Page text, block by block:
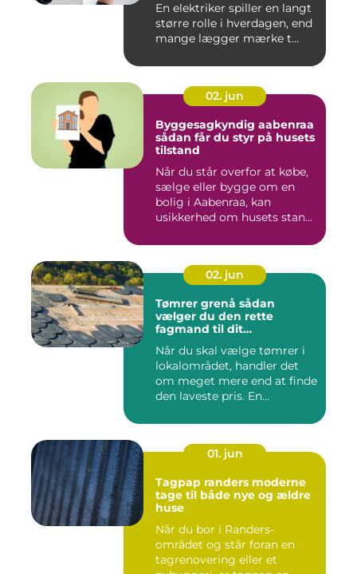
En elektriker spiller en langt
større rolle i hverdagen, end
mange lægger mærke t...
02. jun
Byggesagkyndig aabenraa
sådan får du styr på husets
tilstand
Når du står overfor at købe,
sælge eller bygge om en
bolig i Aabenraa, kan
usikkerhed om husets stan...
02. jun
Tømrer grenå sådan
vælger du den rette
fagmand til dit
Når du skal vælge tømrer i
lokalområdet, handler det
om meget mere end at finde
den laveste pris. En...
01. jun
Tagpap randers moderne
tage til både nye og ældre
huse
Når du bor i Randers-
området og står foran en
tagrenovering eller et